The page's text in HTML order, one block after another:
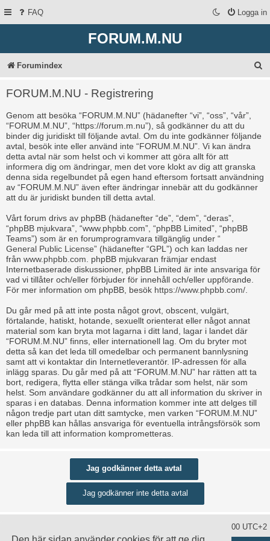
FAQ Logga in
FORUM.M.NU
Forumindex
FORUM.M.NU - Registrering
Genom att besöka “FORUM.M.NU” (hädanefter “vi”, “oss”, “vår”,
“FORUM.M.NU”, “https://forum.m.nu”), så godkänner du att du
binder dig juridiskt till följande avtal. Om du inte godkänner följande
avtal, besök inte eller använd inte “FORUM.M.NU”. Vi kan ändra
detta avtal när som helst och vi kommer att göra allt för att
informera dig om ändringar, men det vore klokt av dig att granska
denna sida regelbundet på egen hand eftersom fortsatt användning
av “FORUM.M.NU” även efter ändringar innebär att du godkänner
att du är juridiskt bunden till detta avtal.
Vårt forum drivs av phpBB (hädanefter “de”, “dem”, “deras”,
“phpBB mjukvara”, “www.phpbb.com”, “phpBB Limited”, “phpBB
Teams”) som är en forumprogramvara tillgänglig under “
General Public License” (hädanefter “GPL”) och kan laddas ner
från www.phpbb.com . phpBB mjukvaran främjar endast
Internetbaserade diskussioner, phpBB Limited är inte ansvariga för
vad vi tillåter och/eller förbjuder för innehåll och/eller uppförande.
För mer information om phpBB, besök https://www.phpbb.com/
Du går med på att inte posta något grovt, obscent, vulgärt,
förtalande, hatiskt, hotande, sexuellt orienterat eller något annat
material som kan bryta mot lagarna i ditt land, lagar i landet där
“FORUM.M.NU” finns, eller internationell lag. Om du bryter mot
detta så kan det leda till omedelbar och permanent bannlysning
samt att vi kontaktar din Internetleverantör. IP-adressen för alla
inlägg sparas. Du går med på att “FORUM.M.NU” har rätten att ta
bort, redigera, flytta eller stänga vilka trådar som helst, när som
helst. Som användare godkänner du att all information du skriver in
sparas i en databas. Denna information kommer inte att delges till
någon tredje part utan ditt samtycke, men varken “FORUM.M.NU”
eller phpBB kan hållas ansvariga för eventuella intrångsförsök som
kan leda till att information komprometteras.
Alla tidsangivelser är UTC+02:00 UTC+2